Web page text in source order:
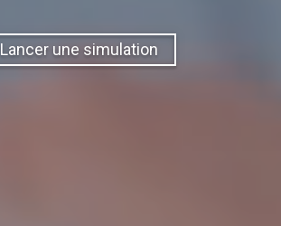
Lancer une simulation